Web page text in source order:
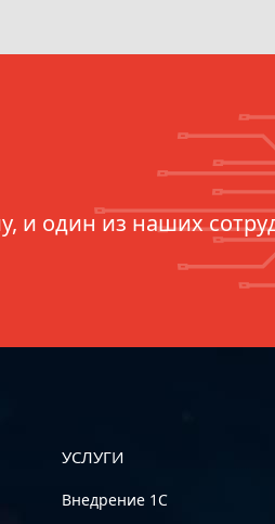
и один из наших
УСЛУГИ
Внедрение 1С